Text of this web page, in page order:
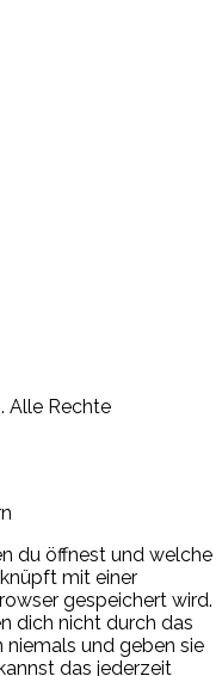
Alle Rechte
du öffnest und welche
mit einer
gespeichert wird.
dich nicht durch das
niemals und geben sie
das jederzeit